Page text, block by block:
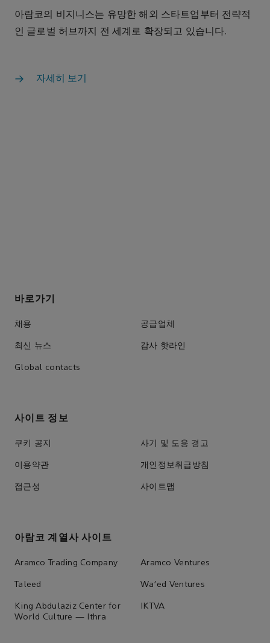
아람코의 비지니스는 유망한 해외 스타트업부터 전략적
인 글로벌 허브까지 전 세계로 확장되고 있습니다.
자세히 보기
바로가기
채용 공급업체
최신 뉴스 감사 핫라인
Global contacts
사이트 정보
쿠키 공지 사기 및 도용 경고
이용약관 개인정보취급방침
접근성 사이트맵
아람코 계열사 사이트
Aramco Trading Company Aramco Ventures
Taleed Wa'ed Ventures
King Abdulaziz Center for
World Culture — Ithra
IKTVA